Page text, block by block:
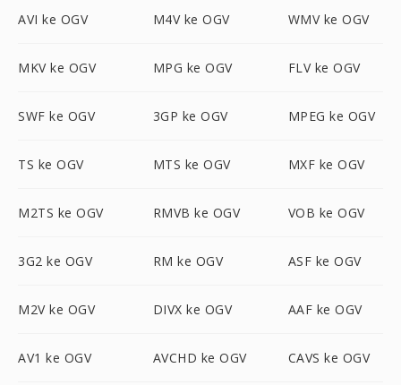
AVI ke OGV M4V ke OGV WMV ke OGV
MKV ke OGV MPG ke OGV FLV ke OGV
SWF ke OGV 3GP ke OGV MPEG ke OGV
TS ke OGV MTS ke OGV MXF ke OGV
M2TS ke OGV RMVB ke OGV VOB ke OGV
3G2 ke OGV RM ke OGV ASF ke OGV
M2V ke OGV DIVX ke OGV AAF ke OGV
AV1 ke OGV AVCHD ke OGV CAVS ke OGV